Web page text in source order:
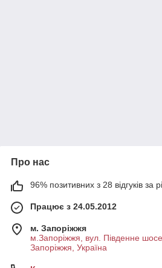
Про нас
96% позитивних з 28 відгуків за
Працює з 24.05.2012
м. Запоріжжя
м.Запоріжжя, вул. Південне
Запоріжжя, Україна